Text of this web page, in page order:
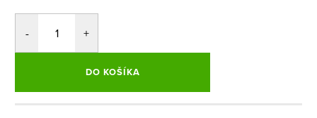
DO KOŠÍKA